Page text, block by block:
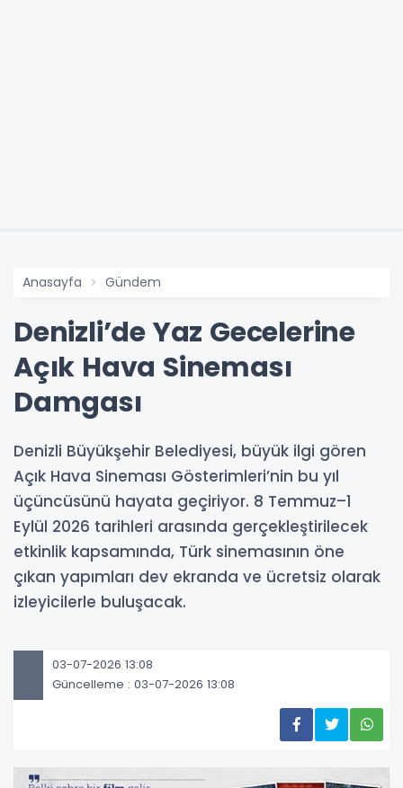
Anasayfa Gündem
Denizli’de Yaz Gecelerine
Açık Hava Sineması
Damgası
Denizli Büyükşehir Belediyesi, büyük ilgi gören
Açık Hava Sineması Gösterimleri’nin bu yıl
üçüncüsünü hayata geçiriyor. 8 Temmuz–1
Eylül 2026 tarihleri arasında gerçekleştirilecek
etkinlik kapsamında, Türk sinemasının öne
çıkan yapımları dev ekranda ve ücretsiz olarak
izleyicilerle buluşacak.
03-07-2026 13:08
Güncelleme : 03-07-2026 13:08